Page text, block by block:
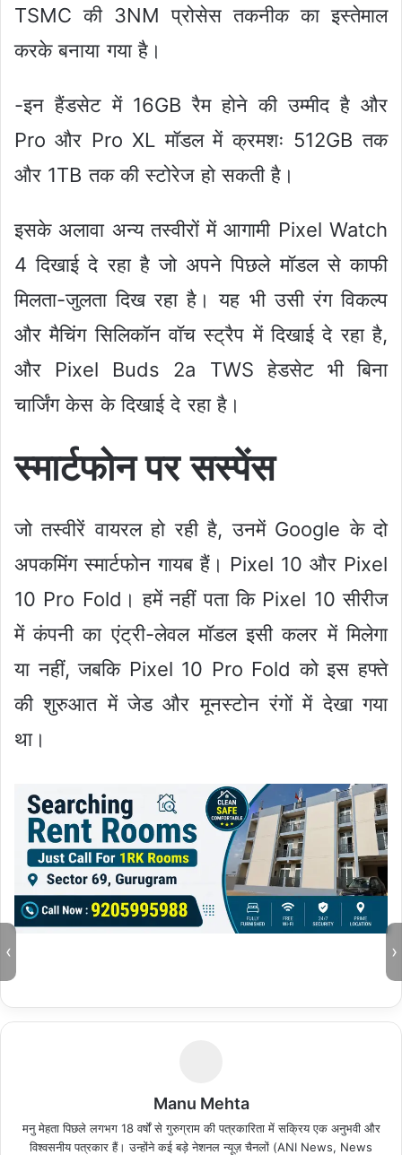
TSMC की 3NM प्रोसेस तकनीक का इस्तेमाल
करके बनाया गया है।
-इन हैंडसेट में 16GB रैम होने की उम्मीद है और
Pro और Pro XL मॉडल में क्रमशः 512GB तक
और 1TB तक की स्टोरेज हो सकती है।
इसके अलावा अन्य तस्वीरों में आगामी Pixel Watch
4 दिखाई दे रहा है जो अपने पिछले मॉडल से काफी
मिलता-जुलता दिख रहा है। यह भी उसी रंग विकल्प
और मैचिंग सिलिकॉन वॉच स्ट्रैप में दिखाई दे रहा है,
और Pixel Buds 2a TWS हेडसेट भी बिना
चार्जिंग केस के दिखाई दे रहा है।
स्मार्टफोन पर सस्पेंस
जो तस्वीरें वायरल हो रही है, उनमें Google के दो
अपकमिंग स्मार्टफोन गायब हैं। Pixel 10 और Pixel
10 Pro Fold। हमें नहीं पता कि Pixel 10 सीरीज
में कंपनी का एंट्री-लेवल मॉडल इसी कलर में मिलेगा
या नहीं, जबकि Pixel 10 Pro Fold को इस हफ्ते
की शुरुआत में जेड और मूनस्टोन रंगों में देखा गया
था।
Manu Mehta
मनु मेहता पिछले लगभग 18 वर्षों से गुरुग्राम की पत्रकारिता में सक्रिय एक अनुभवी और
विश्वसनीय पत्रकार हैं। उन्होंने कई बड़े नेशनल न्यूज़ चैनलों (ANI News, News
‹ ›